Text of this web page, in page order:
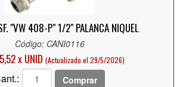
"VW 408-P" 1/2" PALANCA NIQUEL
Código: CANI0116
x UNID (Actualizado el 29/5/2026)
Comprar